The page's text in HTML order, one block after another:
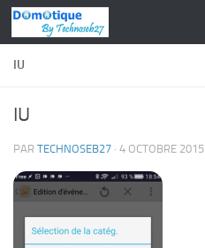
Skip to content
IU
IU
PAR TECHNOSEB27 · 4 OCTOBRE 2015